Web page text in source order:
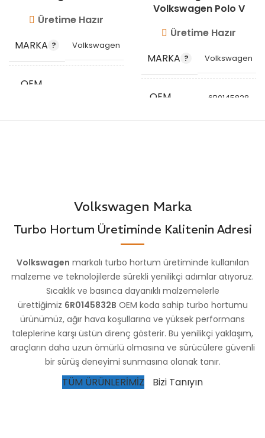
Üretime Hazır
MARKA
Volkswagen
OEM
Volkswagen Polo V
Üretime Hazır
MARKA
Volkswagen
OEM
6R0145828
Volkswagen Marka
Turbo Hortum Üretiminde Kalitenin Adresi
Volkswagen markalı turbo hortum üretiminde kullanılan
malzeme ve teknolojilerde sürekli yenilikçi adımlar atıyoruz.
Sıcaklık ve basınca dayanıklı malzemelerle
ürettiğimiz 6R0145832B OEM koda sahip turbo hortumu
ürünümüz, ağır hava koşullarına ve yüksek performans
taleplerine karşı üstün direnç gösterir. Bu yenilikçi yaklaşım,
araçların daha uzun ömürlü olmasına ve sürücülere güvenli
bir sürüş deneyimi sunmasına olanak tanır.
TÜM ÜRÜNLERİMİZ Bizi Tanıyın